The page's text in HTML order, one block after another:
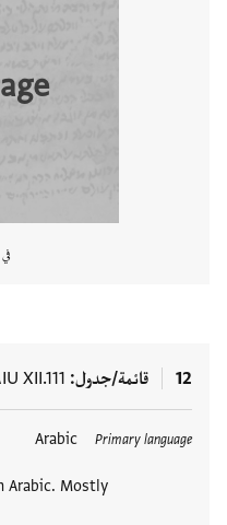
في PGP منذ
12 قائمة/جدول XII.111
Primary language
Arabic
Arabic. Mostly
العلامات